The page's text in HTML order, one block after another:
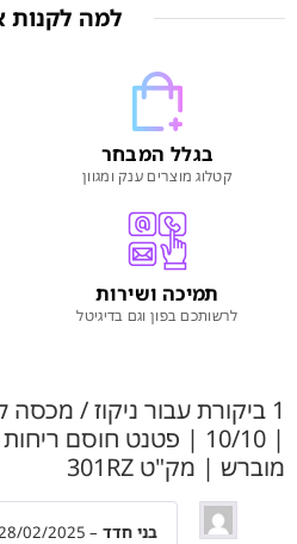
למה לקנות
בגלל המבחר
קטלוג מוצרים ענק ומגוון
תמיכה ושירות
לרשותכם בפון וגם בדיגיטל
1 ביקורת עבור
ניקוז / מכסה
| 10/10 | פטנט חוסם
מוברש | מק"ט 301RZ
בני חדד –
02/2025